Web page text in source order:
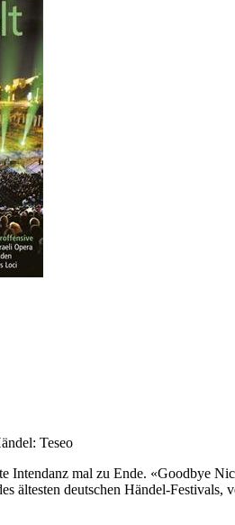
Teseo
Intendanz mal zu Ende. «Goodbye
ältesten deutschen Händel-Festivals,